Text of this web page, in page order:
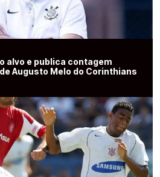
alvo e publica contagem
Augusto Melo do Corinthians